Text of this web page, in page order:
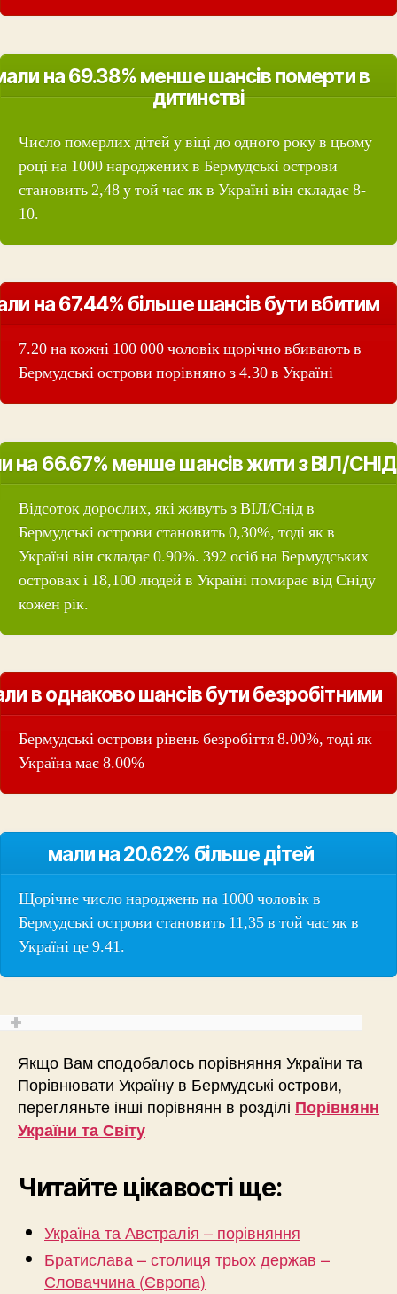
на 69.38% менше шансів померти в
дитинстві
Число померлих дітей у віці до одного року в цьому
році на 1000 народжених в Бермудські острови
становить 2,48 у той час як в Україні він складає 8-
10.
на 67.44% більше шансів бути вбитим
7.20 на кожні 100 000 чоловік щорічно вбивають в
Бермудські острови порівняно з 4.30 в Україні
на 66.67% менше шансів жити з ВІЛ/СНІД
Відсоток дорослих, які живуть з ВІЛ/Снід в
Бермудські острови становить 0,30%, тоді як в
Україні він складає 0.90%. 392 осіб на Бермудських
островах і 18,100 людей в Україні помирає від Сніду
кожен рік.
в однаково шансів бути безробітними
Бермудські острови рівень безробіття 8.00%, тоді як
Україна має 8.00%
мали на 20.62% більше дітей
Щорічне число народжень на 1000 чоловік в
Бермудські острови становить 11,35 в той час як в
Україні це 9.41.
Якщо Вам сподобалось порівняння України та
Порівнювати Україну в Бермудські острови,
перегляньте інші порівнянн в розділі Порівнянн
України та Світу
Читайте цікавості ще:
Україна та Австралія – порівняння
Братислава – столиця трьох держав –
Словаччина (Європа)